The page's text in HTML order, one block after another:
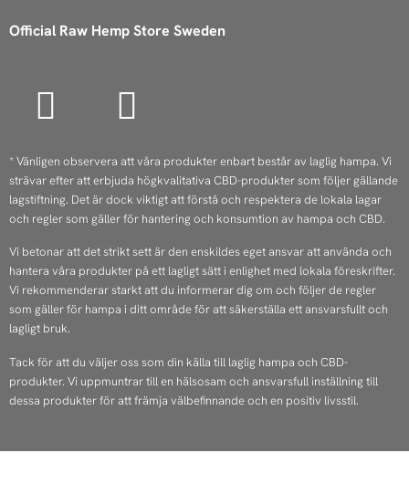
Official Raw Hemp Store Sweden
I
n
s
t
a
g
r
a
m
F
a
c
e
b
o
o
* Vänligen observera att våra produkter enbart består av laglig hampa. Vi
strävar efter att erbjuda högkvalitativa CBD-produkter som följer gällande
lagstiftning. Det är dock viktigt att förstå och respektera de lokala lagar
och regler som gäller för hantering och konsumtion av hampa och CBD.
Vi betonar att det strikt sett är den enskildes eget ansvar att använda och
hantera våra produkter på ett lagligt sätt i enlighet med lokala föreskrifter.
Vi rekommenderar starkt att du informerar dig om och följer de regler
som gäller för hampa i ditt område för att säkerställa ett ansvarsfullt och
lagligt bruk.
Tack för att du väljer oss som din källa till laglig hampa och CBD-
produkter. Vi uppmuntrar till en hälsosam och ansvarsfull inställning till
dessa produkter för att främja välbefinnande och en positiv livsstil.